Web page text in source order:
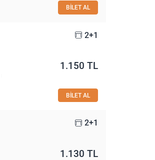
BİLET AL
2+1
1.150 TL
BİLET AL
2+1
1.130 TL